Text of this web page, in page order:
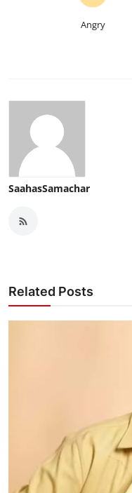
Angry
SaahasSamachar
Related Posts